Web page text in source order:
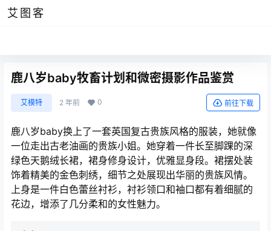
艾图客
鹿八岁baby牧畜计划和微密摄影作品鉴赏
艾模特 2 年前 0 前往下载
鹿八岁baby换上了一套英国复古贵族风格的服装，她就像
一位走出古老油画的贵族小姐。她穿着一件长至脚踝的深
绿色天鹅绒长裙，裙身修身设计，优雅显身段。裙摆处装
饰着精美的金色刺绣，细节之处展现出华丽的贵族风情。
上身是一件白色蕾丝衬衫，衬衫领口和袖口都有着细腻的
花边，增添了几分柔和的女性魅力。